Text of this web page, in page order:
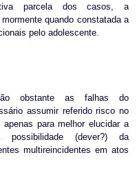
parcela dos casos, a
quando constatada a
pelo adolescente.
obstante as falhas do
assumir referido risco no
para melhor elucidar a
(dever?) da
multireincidentes em atos